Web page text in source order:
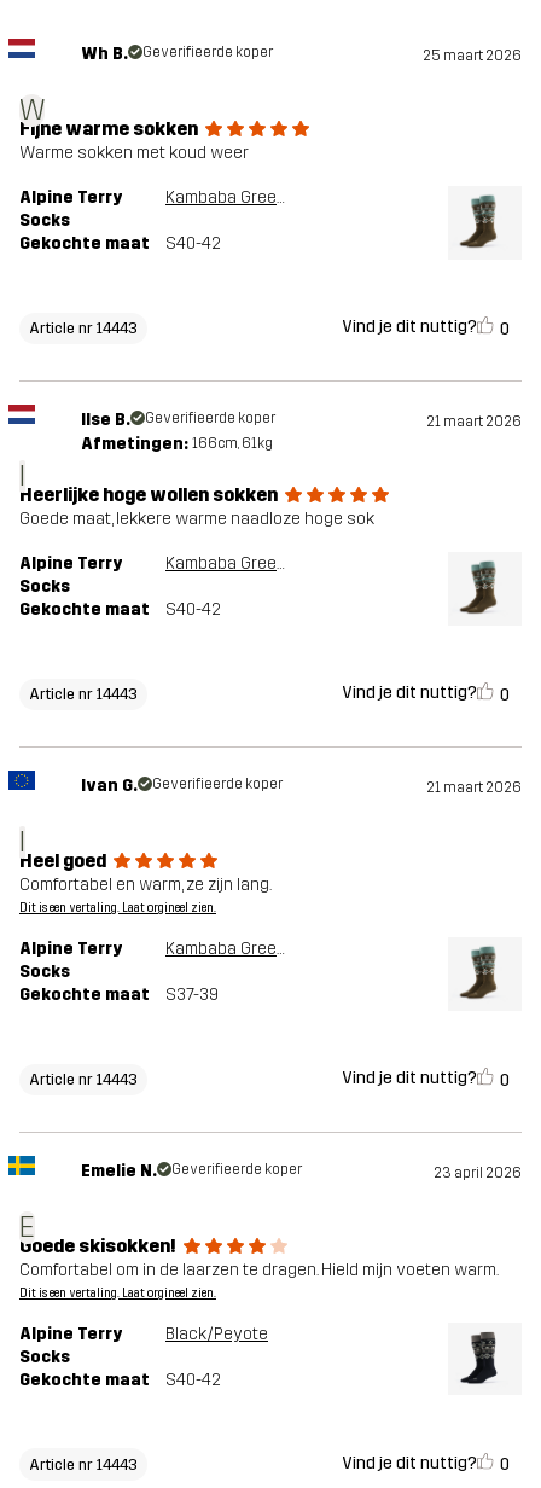
W
Wh B. Geverifieerde koper 25 maart 2026
Fijne warme sokken
Warme sokken met koud weer
Alpine Terry
Socks
Kambaba Green/Peyote
Gekochte maat S40-42
Article nr 14443 Vind je dit nuttig? 0
I
Ilse B. Geverifieerde koper 21 maart 2026
Afmetingen: 166cm, 61kg
Heerlijke hoge wollen sokken
Goede maat, lekkere warme naadloze hoge sok
Alpine Terry
Socks
Kambaba Green/Peyote
Gekochte maat S40-42
Article nr 14443 Vind je dit nuttig? 0
I
Ivan G. Geverifieerde koper 21 maart 2026
Heel goed
Comfortabel en warm, ze zijn lang.
Dit is een vertaling. Laat orgineel zien.
Alpine Terry
Socks
Kambaba Green/Peyote
Gekochte maat S37-39
Article nr 14443 Vind je dit nuttig? 0
E
Emelie N. Geverifieerde koper 23 april 2026
Goede skisokken!
Comfortabel om in de laarzen te dragen. Hield mijn voeten warm.
Dit is een vertaling. Laat orgineel zien.
Alpine Terry
Socks
Black/Peyote
Gekochte maat S40-42
Article nr 14443 Vind je dit nuttig? 0